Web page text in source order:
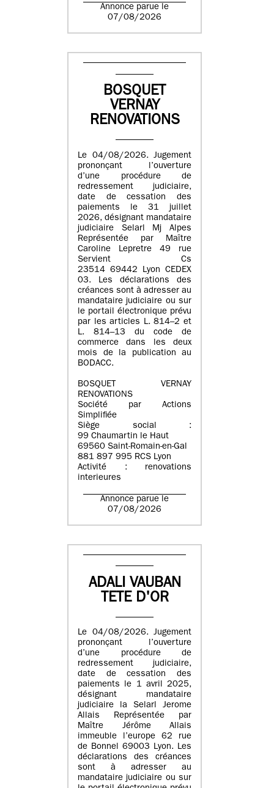
Annonce parue le
07/08/2026
BOSQUET
VERNAY
RENOVATIONS
Le 04/08/2026. Jugement
prononçant l’ouverture
d’une procédure de
redressement judiciaire,
date de cessation des
paiements le 31 juillet
2026, désignant mandataire
judiciaire Selarl Mj Alpes
Représentée par Maître
Caroline Lepretre 49 rue
Servient Cs
23514 69442 Lyon CEDEX
03. Les déclarations des
créances sont à adresser au
mandataire judiciaire ou sur
le portail électronique prévu
par les articles L. 814–2 et
L. 814–13 du code de
commerce dans les deux
mois de la publication au
BODACC.
BOSQUET VERNAY
RENOVATIONS
Société par Actions
Simplifiée
Siège social :
99 Chaumartin le Haut
69560 Saint-Romain-en-Gal
881 897 995 RCS Lyon
Activité : renovations
interieures
Annonce parue le
07/08/2026
ADALI VAUBAN
TETE D'OR
Le 04/08/2026. Jugement
prononçant l’ouverture
d’une procédure de
redressement judiciaire,
date de cessation des
paiements le 1 avril 2025,
désignant mandataire
judiciaire la Selarl Jerome
Allais Représentée par
Maître Jérôme Allais
immeuble l’europe 62 rue
de Bonnel 69003 Lyon. Les
déclarations des créances
sont à adresser au
mandataire judiciaire ou sur